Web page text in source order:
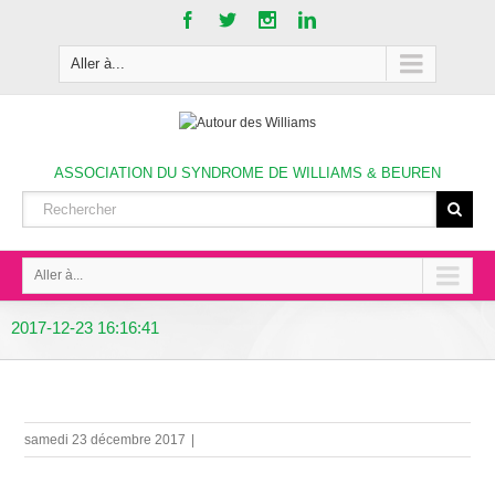
Aller à...
ASSOCIATION DU SYNDROME DE WILLIAMS & BEUREN
Aller à...
2017-12-23 16:16:41
samedi 23 décembre 2017